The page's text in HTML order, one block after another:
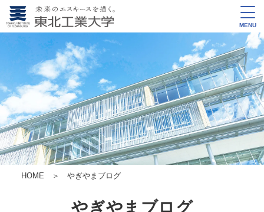
MENU
HOME ＞ やぎやまブログ
やぎやまブログ